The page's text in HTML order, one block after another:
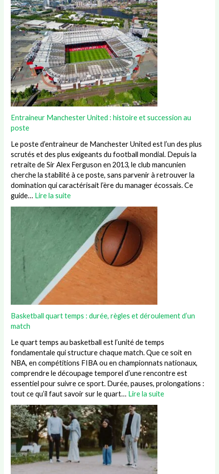
Entraineur Manchester United : histoire et succession au
poste
Le poste d’entraineur de Manchester United est l’un des plus
scrutés et des plus exigeants du football mondial. Depuis la
retraite de Sir Alex Ferguson en 2013, le club mancunien
cherche la stabilité à ce poste, sans parvenir à retrouver la
domination qui caractérisait l’ère du manager écossais. Ce
guide… Lire la suite
Basketball quart temps : durée, règles et déroulement d’un
match
Le quart temps au basketball est l’unité de temps
fondamentale qui structure chaque match. Que ce soit en
NBA, en compétitions FIBA ou en championnats nationaux,
comprendre le découpage temporel d’une rencontre est
essentiel pour suivre ce sport. Durée, pauses, prolongations :
tout ce qu’il faut savoir sur le quart… Lire la suite